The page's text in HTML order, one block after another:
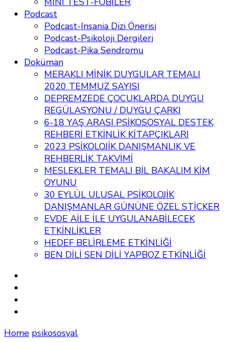
Podcast
Podcast-Insania Dizi Önerisi
Podcast-Psikoloji Dergileri
Podcast-Pika Sendromu
Doküman
MERAKLI MİNİK DUYGULAR TEMALI
2020 TEMMUZ SAYISI
DEPREMZEDE ÇOCUKLARDA DUYGU
REGÜLASYONU / DUYGU ÇARKI
6-18 YAŞ ARASI PSİKOSOSYAL DESTEK
REHBERİ ETKİNLİK KİTAPÇIKLARI
2023 PSİKOLOJİK DANIŞMANLIK VE
REHBERLİK TAKVİMİ
MESLEKLER TEMALI BİL BAKALIM KİM
OYUNU
30 EYLÜL ULUSAL PSİKOLOJİK
DANIŞMANLAR GÜNÜNE ÖZEL STİCKER
EVDE AİLE İLE UYGULANABİLECEK
ETKİNLİKLER
HEDEF BELİRLEME ETKİNLİĞİ
BEN DİLİ SEN DİLİ YAPBOZ ETKİNLİĞİ
Home psikososyal